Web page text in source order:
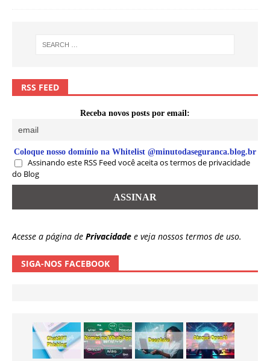
RSS FEED
Receba novos posts por email:
Coloque nosso domínio na Whitelist @minutodaseguranca.blog.br
Assinando este RSS Feed você aceita os termos de privacidade
do Blog
Acesse a página de Privacidade e veja nossos termos de uso.
SIGA-NOS FACEBOOK